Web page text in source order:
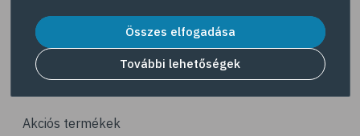
# omega-3
# D-vitamin
# ásványi anyagok
# reuma
működésért. A Gyöngy gyógyszertárak listáját és
elérhetőségeit a
Gyógyszertár keresőoldalon
tekintheti meg.
Akciós termékek
Összes elfogadása
További lehetőségek